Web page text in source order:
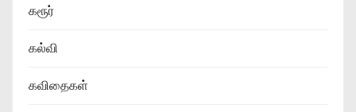
கரூர்
கல்வி
கவிதைகள்